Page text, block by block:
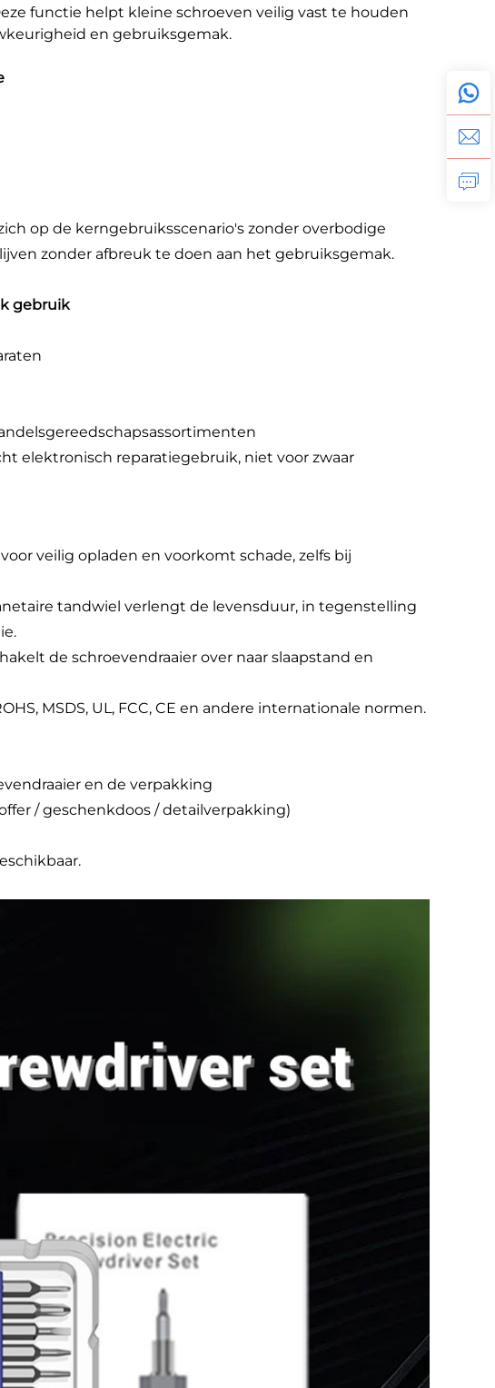
functie helpt kleine schroeven veilig vast te houden
en gebruiksgemak.
op de kerngebruiksscenario's zonder overbodige
zonder afbreuk te doen aan het gebruiksgemak.
gebruik
elektronisch reparatiegebruik, niet voor zwaar
veilig opladen en voorkomt schade, zelfs bij
tandwiel verlengt de levensduur, in tegenstelling
de schroevendraaier over naar slaapstand en
MSDS, UL, FCC, CE en andere internationale normen.
en de verpakking
/ geschenkdoos / detailverpakking)